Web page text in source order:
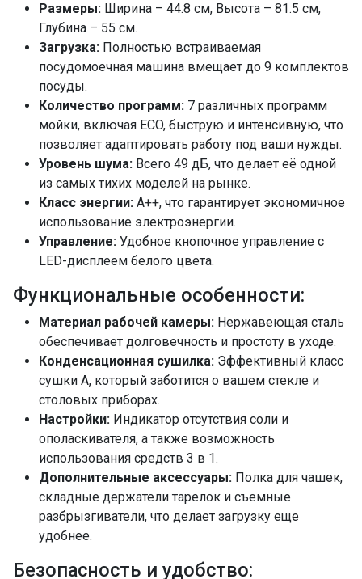
Предварительное замачивание
да
Защита от протечек
Индикатор отсутствия соли и ополаскивателя
Использование средств 3 в 1
Настройка дозировки ополаскивателя
Настройка расхода соли
да
Отображение времени мытья
да
Отображение выбранной программы
Отсрочка старта
1-24
Потребление воды
Потребление электроэнергии, кВт/ч
Класс энергопотребления
A++
Допустимый вес фасада, кг
3,5-5
Мощность подключения, кВт
2,1
Размер ниши для встраивания (ВхШхГ), мм
820х450х550
Самодиагностика неисправностей
Воронка для соли
Монтажный комплект
да
Шланг заливной/сливной
Размеры: Ширина – 44.8 см, Высота – 81.5 см,
Глубина – 55 см.
Загрузка: Полностью встраиваемая
посудомоечная машина вмещает до 9 комплектов
посуды.
Количество программ: 7 различных программ
мойки, включая ECO, быструю и интенсивную, что
позволяет адаптировать работу под ваши нужды.
Уровень шума: Всего 49 дБ, что делает её одной
из самых тихих моделей на рынке.
Класс энергии: A++, что гарантирует экономичное
использование электроэнергии.
Управление: Удобное кнопочное управление с
LED-дисплеем белого цвета.
Функциональные особенности:
Материал рабочей камеры: Нержавеющая сталь
обеспечивает долговечность и простоту в уходе.
Конденсационная сушилка: Эффективный класс
сушки А, который заботится о вашем стекле и
столовых приборах.
Настройки: Индикатор отсутствия соли и
ополаскивателя, а также возможность
использования средств 3 в 1.
Дополнительные аксессуары: Полка для чашек,
складные держатели тарелок и съемные
разбрызгиватели, что делает загрузку еще
удобнее.
Безопасность и удобство: